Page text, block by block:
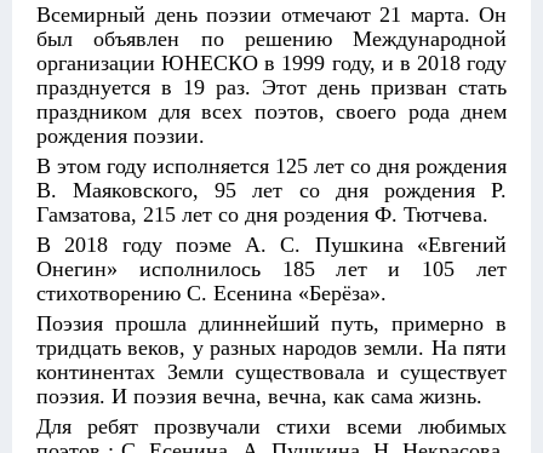
Всемирный день поэзии отмечают 21 марта. Он
был объявлен по решению Международной
организации ЮНЕСКО в 1999 году, и в 2018 году
празднуется в 19 раз. Этот день призван стать
праздником для всех поэтов, своего рода днем
рождения поэзии.
В этом году исполняется 125 лет со дня рождения
В. Маяковского, 95 лет со дня рождения Р.
Гамзатова, 215 лет со дня роэдения Ф. Тютчева.
В 2018 году поэме А. С. Пушкина «Евгений
Онегин» исполнилось 185 лет и 105 лет
стихотворению С. Есенина «Берёза».
Поэзия прошла длиннейший путь, примерно в
тридцать веков, у разных народов земли. На пяти
континентах Земли существовала и существует
поэзия. И поэзия вечна, вечна, как сама жизнь.
Для ребят прозвучали стихи всеми любимых